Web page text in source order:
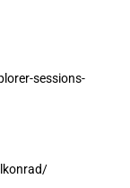
sessions-